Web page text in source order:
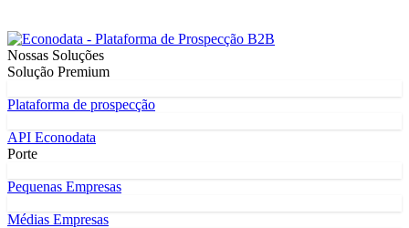
Nossas Soluções
Solução Premium
Plataforma de prospecção
API Econodata
Porte
Pequenas Empresas
Médias Empresas